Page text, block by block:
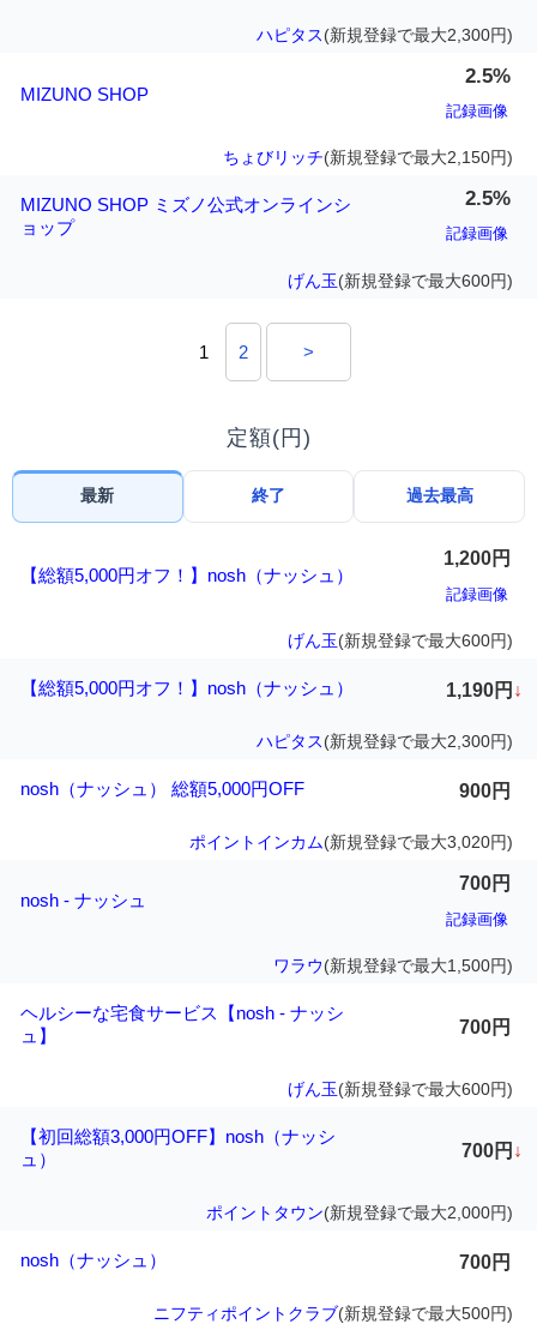
ハピタス(新規登録で最大2,300円)
MIZUNO SHOP
2.5%
記録画像
ちょびリッチ(新規登録で最大2,150円)
MIZUNO SHOP ミズノ公式オンラインシ
ョップ
2.5%
記録画像
げん玉(新規登録で最大600円)
1 2 >
定額(円)
最新 終了 過去最高
【総額5,000円オフ！】nosh（ナッシュ）
1,200円
記録画像
げん玉(新規登録で最大600円)
【総額5,000円オフ！】nosh（ナッシュ） 1,190円 ↓
ハピタス(新規登録で最大2,300円)
nosh（ナッシュ） 総額5,000円OFF 900円
ポイントインカム(新規登録で最大3,020円)
nosh - ナッシュ
700円
記録画像
ワラウ(新規登録で最大1,500円)
ヘルシーな宅食サービス【nosh - ナッシ
ュ】
700円
げん玉(新規登録で最大600円)
【初回総額3,000円OFF】nosh（ナッシ
ュ）
700円 ↓
ポイントタウン(新規登録で最大2,000円)
nosh（ナッシュ） 700円
ニフティポイントクラブ(新規登録で最大500円)